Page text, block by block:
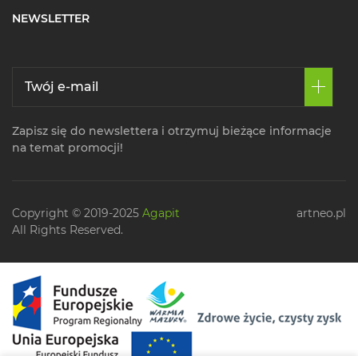
NEWSLETTER
Zapisz się do newslettera i otrzymuj bieżące informacje
na temat promocji!
Copyright © 2019-2025 Agapit
All Rights Reserved.
artneo.pl